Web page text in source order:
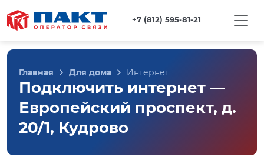
+7 (812) 595-81-21
Главная Для дома Интернет
Подключить интернет —
Европейский проспект, д.
20/1, Кудрово